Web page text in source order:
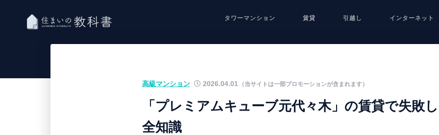
タワーマンション 賃貸 引越し インターネット
（当サイトは一部プロモーションが含まれます）
高級マンション 2026.04.01
「プレミアムキューブ元代々木」の賃貸で失敗
全知識